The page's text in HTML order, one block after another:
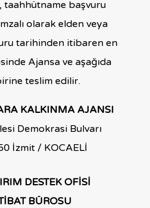
taahhütname başvuru
olarak elden veya
tarihinden itibaren en
Ajansa ve aşağıda
teslim edilir.
KALKINMA AJANSI
Demokrasi Bulvarı
İzmit / KOCAELİ
DESTEK OFİSİ
BÜROSU